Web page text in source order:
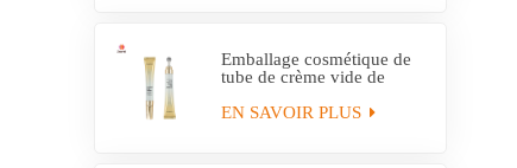
Emballage cosmétique de
tube de crème vide de
métal
EN SAVOIR PLUS